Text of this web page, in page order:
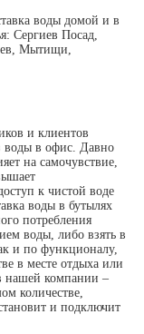
воды домой и в
Сергиев Посад,
Мытищи,
и клиентов
воды в офис. Давно
на самочувствие,
к чистой воде
воды в бутылях
потребления
воды, либо взять в
и по функционалу,
в месте отдыха или
нашей компании –
количестве,
и подключит